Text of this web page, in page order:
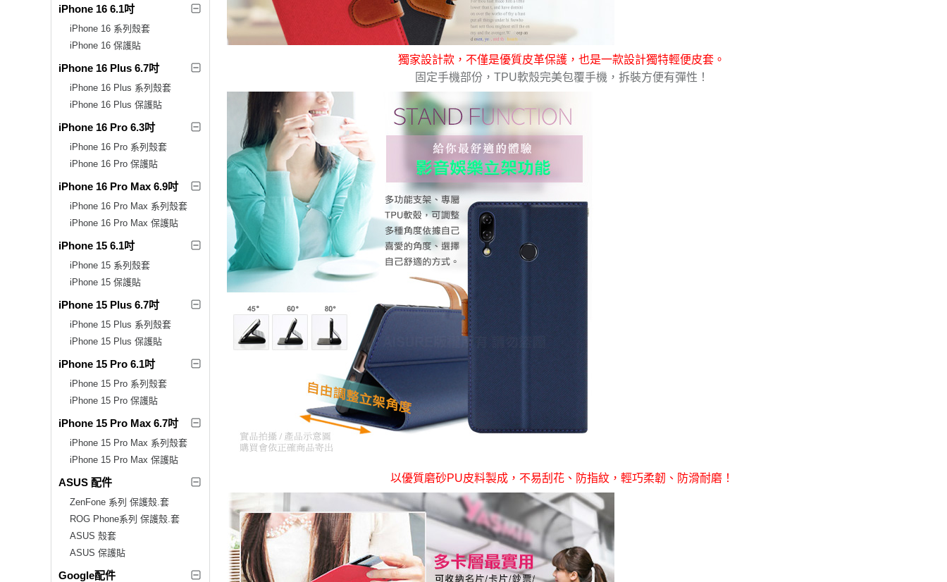
iPhone 16 6.1吋
iPhone 16 系列殼套
iPhone 16 保護貼
iPhone 16 Plus 6.7吋
iPhone 16 Plus 系列殼套
iPhone 16 Plus 保護貼
iPhone 16 Pro 6.3吋
iPhone 16 Pro 系列殼套
iPhone 16 Pro 保護貼
iPhone 16 Pro Max 6.9吋
iPhone 16 Pro Max 系列殼套
iPhone 16 Pro Max 保護貼
iPhone 15 6.1吋
iPhone 15 系列殼套
iPhone 15 保護貼
iPhone 15 Plus 6.7吋
iPhone 15 Plus 系列殼套
iPhone 15 Plus 保護貼
iPhone 15 Pro 6.1吋
iPhone 15 Pro 系列殼套
iPhone 15 Pro 保護貼
iPhone 15 Pro Max 6.7吋
iPhone 15 Pro Max 系列殼套
iPhone 15 Pro Max 保護貼
ASUS 配件
ZenFone 系列 保護殼.套
ROG Phone系列 保護殼.套
ASUS 殼套
ASUS 保護貼
Google配件
獨家設計款，不僅是優質皮革保護，也是一款設計獨特輕便皮套。
固定手機部份，TPU軟殼完美包覆手機，拆裝方便有彈性！
以優質磨砂PU皮料製成，不易刮花、防指紋，輕巧柔韌、防滑耐磨！